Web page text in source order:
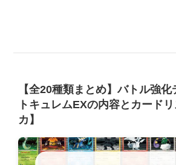
【全20種類まとめ】バトル強
トキュレムEXの内容とカード
カ】